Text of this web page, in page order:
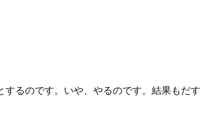
るのです。いや、やるのです。結果もだす